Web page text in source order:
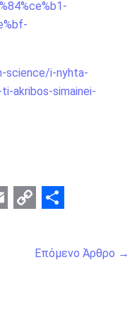
science/i-nyhta-
akribos-simainei-
h
a
Επόμενο Άρθρο →